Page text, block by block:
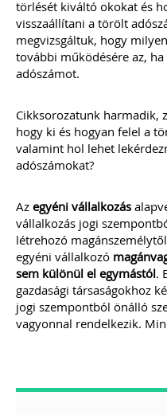
törlését kiváltó okokat és
visszaállítani a törölt
megvizsgáltuk, hogy
további működésére az,
adószámot.
Cikksorozatunk harmadik,
hogy ki és hogyan felel a
valamint hol lehet
adószámokat?
Az egyéni vállalkozás
vállalkozás jogi
létrehozó
egyéni vállalkozó
sem különül el egymástól.
gazdasági társaságokhoz
jogi szempontból önálló
vagyonnal rendelkezik.